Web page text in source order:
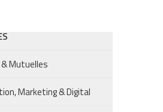
Mutuelles
Marketing & Digital